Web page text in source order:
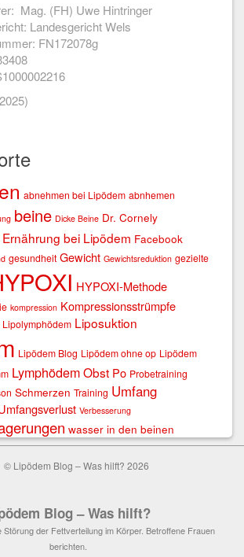
Mag. (FH) Uwe Hintringer
Landesgericht Wels
FN172078g
abnehmen bei Lipödem abnhemen
beine Dicke Beine Dr. Cornely
Ernährung bei Lipödem Facebook
gesundheit Gewicht Gewichtsreduktion gezielte
HYPOXI-Methode
kompression Kompressionsstrümpfe
Lipolymphödem Liposuktion
Lipödem Blog Lipödem ohne op Lipödem
LymphödemObst Po Probetraining
Schmerzen Training Umfang
Verbesserung
wasser in den beinen
© Lipödem Blog – Was hilft? 2026
Blog – Was hilft?
Störung der Fettverteilung im Körper. Betroffene Frauen
berichten.